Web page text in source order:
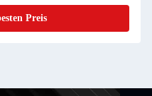
Preis